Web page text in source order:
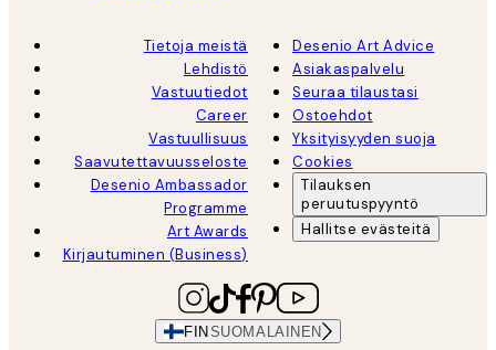
Tietoja meistä
Lehdistö
Vastuutiedot
Career
Vastuullisuus
Saavutettavuusseloste
Desenio Ambassador
Programme
Art Awards
Kirjautuminen (Business)
Desenio Art Advice
Asiakaspalvelu
Seuraa tilaustasi
Ostoehdot
Yksityisyyden suoja
Cookies
Tilauksen
peruutuspyyntö
Hallitse evästeitä
FIN SUOMALAINEN